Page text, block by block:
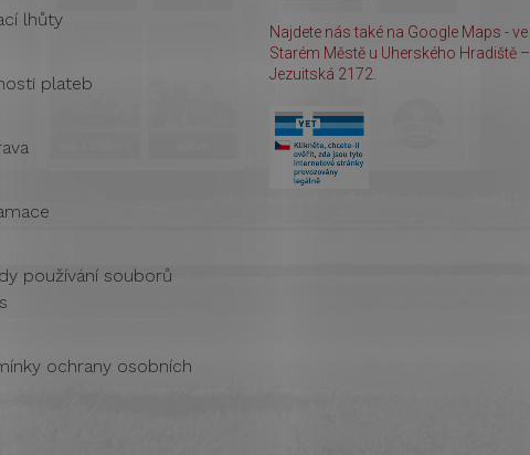
lhůty
plateb
používání souborů
ochrany osobních
Najdete nás také na Google Maps - ve
Starém Městě u Uherského Hradiště –
Jezuitská 2172.